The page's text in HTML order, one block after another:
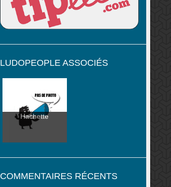
LUDOPEOPLE ASSOCIÉS
Hachette
COMMENTAIRES RÉCENTS